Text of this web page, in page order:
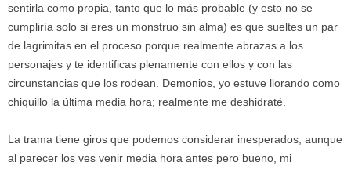
sentirla como propia, tanto que lo más probable (y esto no se
cumpliría solo si eres un monstruo sin alma) es que sueltes un par
de lagrimitas en el proceso porque realmente abrazas a los
personajes y te identificas plenamente con ellos y con las
circunstancias que los rodean. Demonios, yo estuve llorando como
chiquillo la última media hora; realmente me deshidraté.
La trama tiene giros que podemos considerar inesperados, aunque
al parecer los ves venir media hora antes pero bueno, mi